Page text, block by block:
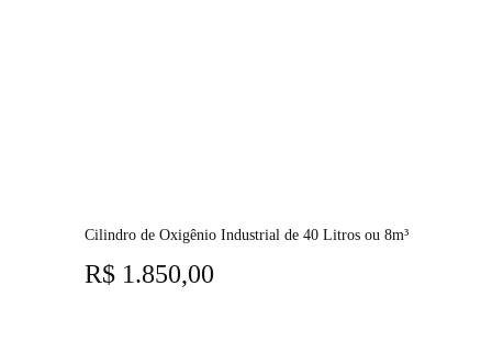
Cilindro de Oxigênio Industrial de 40 Litros ou 8m³
R$1.850,00